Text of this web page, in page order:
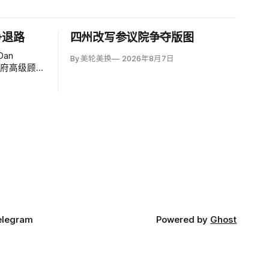
路
高级顾
四州改写参议院争夺版图
By 美轮美换 2026年8月7日
Powered by Ghost